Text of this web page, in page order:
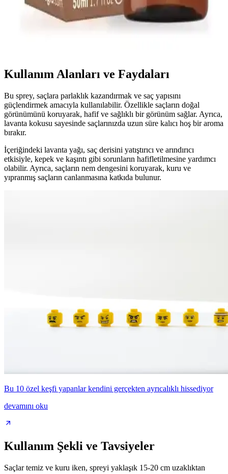
Bakımında Kullanılan Bitkisel Yağ
Arifoğlu Hint Yağı, %100 doğal, soğuk sıkım bitkisel içerik ile cilt
Kullanım Alanları ve Faydaları
Bu sprey, saçlara parlaklık kazandırmak ve saç yapısını
güçlendirmek amacıyla kullanılabilir. Özellikle saçların doğal
görünümünü koruyarak, hafif ve sağlıklı bir görünüm sağlar. Ayrıca,
lavanta kokusu sayesinde saçlarınızda uzun süre kalıcı hoş bir aroma
bırakır.
İçeriğindeki lavanta yağı, saç derisini yatıştırıcı ve arındırıcı
etkisiyle, kepek ve kaşıntı gibi sorunların hafifletilmesine yardımcı
olabilir. Ayrıca, saçların nem dengesini koruyarak, kuru ve
yıpranmış saçların canlanmasına katkıda bulunur.
Bu 10 özel keşfi yapanlar kendini gerçekten ayrıcalıklı hissediyor
devamını oku
Kullanım Şekli ve Tavsiyeler
Saçlar temiz ve kuru iken, spreyi yaklaşık 15-20 cm uzaklıktan